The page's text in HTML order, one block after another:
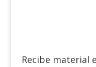
Recibe material